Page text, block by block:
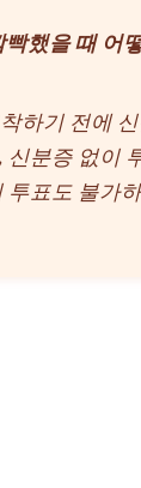
했을 때 어
하기 전에
신분증 없이
투표도 불가